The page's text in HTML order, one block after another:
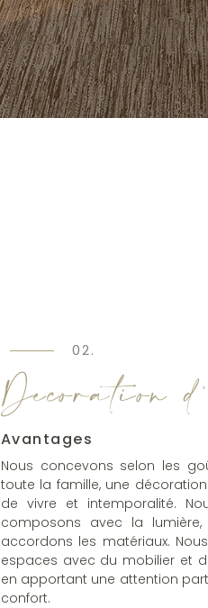
02.
Décoration
Avantages
Nous concevons selon les
toute la famille, une
de vivre et intemporalité.
composons avec la
accordons les matériaux.
espaces avec du mobilier et
en apportant une attention
confort.